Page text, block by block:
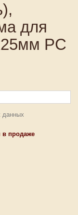
для
PC
данных
в продаже